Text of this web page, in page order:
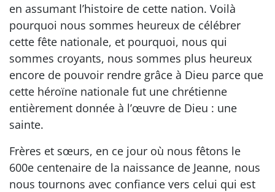
en assumant l’histoire de cette nation. Voilà
pourquoi nous sommes heureux de célébrer
cette fête nationale, et pourquoi, nous qui
sommes croyants, nous sommes plus heureux
encore de pouvoir rendre grâce à Dieu parce que
cette héroïne nationale fut une chrétienne
entièrement donnée à l’œuvre de Dieu : une
sainte.
Frères et sœurs, en ce jour où nous fêtons le
600e centenaire de la naissance de Jeanne, nous
nous tournons avec confiance vers celui qui est